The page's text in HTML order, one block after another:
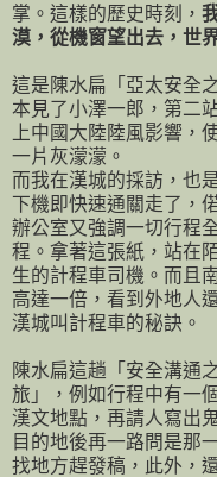
掌。這樣的歷史時刻，
漠，從機窗望出去，世
這是陳水扁「亞太安全
本見了小澤一郎，第二
上中國大陸陸風影響，
一片灰濛濛。
而我在漢城的採訪，也
下機即快速通關走了，
辦公室又強調一切行程
程。拿著這張紙，站在
生的計程車司機。而且
高達一倍，看到外地人
漢城叫計程車的秘訣。
陳水扁這趟「安全溝通
旅」，例如行程中有一
漢文地點，再請人寫出
目的地後再一路問是那
找地方趕發稿，此外，